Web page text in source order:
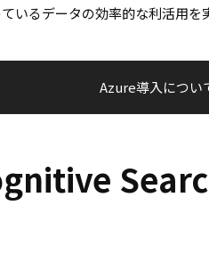
いるデータの効率的な利活用
Azure導入につい